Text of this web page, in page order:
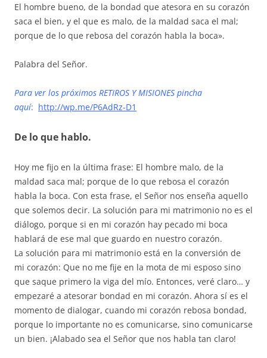
El hombre bueno, de la bondad que atesora en su corazón
saca el bien, y el que es malo, de la maldad saca el mal;
porque de lo que rebosa del corazón habla la boca».
Palabra del Señor.
Para ver los próximos RETIROS Y MISIONES pincha
aquí: http://wp.me/P6AdRz-D1
De lo que hablo.
Hoy me fijo en la última frase: El hombre malo, de la
maldad saca mal; porque de lo que rebosa el corazón
habla la boca. Con esta frase, el Señor nos enseña aquello
que solemos decir. La solución para mi matrimonio no es el
diálogo, porque si en mi corazón hay pecado mi boca
hablará de ese mal que guardo en nuestro corazón.
La solución para mi matrimonio está en la conversión de
mi corazón: Que no me fije en la mota de mi esposo sino
que saque primero la viga del mío. Entonces, veré claro… y
empezaré a atesorar bondad en mi corazón. Ahora sí es el
momento de dialogar, cuando mi corazón rebosa bondad,
porque lo importante no es comunicarse, sino comunicarse
un bien. ¡Alabado sea el Señor que nos habla tan claro!